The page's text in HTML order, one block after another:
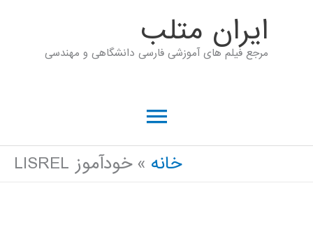
ايران متلب
مرجع فیلم های آموزشی فارسی دانشگاهی و مهندسی
فهرست
اصلی
خانه خودآموز LISREL